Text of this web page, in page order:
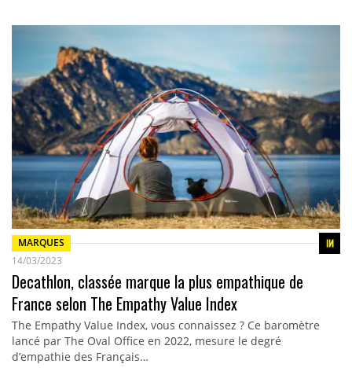
MARQUES
14/03/2023
Decathlon, classée marque la plus empathique de
France selon The Empathy Value Index
The Empathy Value Index, vous connaissez ? Ce baromètre
lancé par The Oval Office en 2022, mesure le degré
d’empathie des Français…